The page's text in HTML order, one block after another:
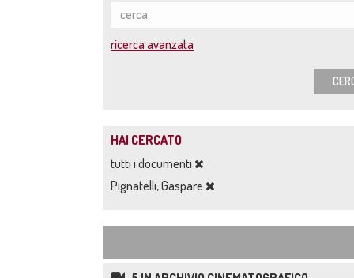
ricerca avanzata
HAI CERCATO
tutti i documenti
Pignatelli, Gaspare